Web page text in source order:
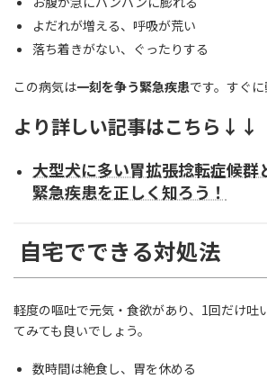
よだれが増える、呼吸が荒い
落ち着きがない、ぐったりする
この病気は一刻を争う緊急疾患です。すぐに
より詳しい記事はこちら↓↓
大型犬に多い胃拡張捻転症候群
緊急疾患を正しく知ろう！
自宅でできる対処法
軽度の嘔吐で元気・食欲があり、1回だけ吐
てみても良いでしょう。
数時間は絶食し、胃を休める